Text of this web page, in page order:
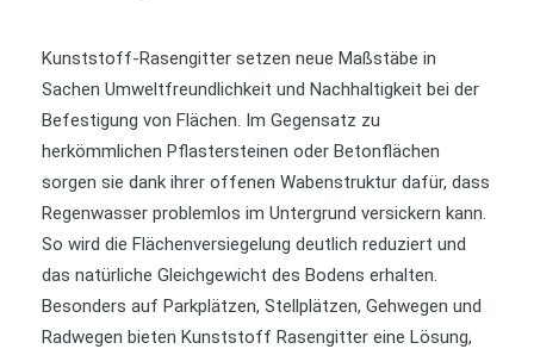
Kunststoff-Rasengitter setzen neue Maßstäbe in
Sachen Umweltfreundlichkeit und Nachhaltigkeit bei der
Befestigung von Flächen. Im Gegensatz zu
herkömmlichen Pflastersteinen oder Betonflächen
sorgen sie dank ihrer offenen Wabenstruktur dafür, dass
Regenwasser problemlos im Untergrund versickern kann.
So wird die Flächenversiegelung deutlich reduziert und
das natürliche Gleichgewicht des Bodens erhalten.
Besonders auf Parkplätzen, Stellplätzen, Gehwegen und
Radwegen bieten Kunststoff Rasengitter eine Lösung,